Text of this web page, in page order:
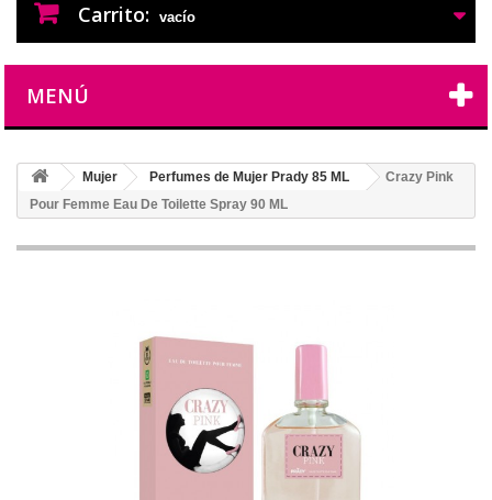
Carrito: vacío
MENÚ
Mujer Perfumes de Mujer Prady 85 ML
Crazy Pink
Pour Femme Eau De Toilette Spray 90 ML